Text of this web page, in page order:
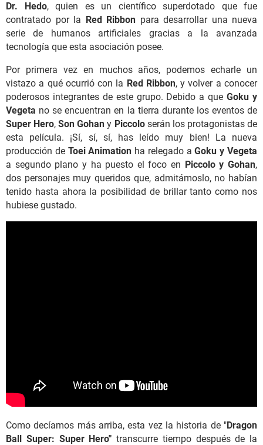
Dr. Hedo, quien es un científico superdotado que fue
contratado por la Red Ribbon para desarrollar una nueva
serie de humanos artificiales gracias a la avanzada
tecnología que esta asociación posee.
Por primera vez en muchos años, podemos echarle un
vistazo a qué ocurrió con la Red Ribbon, y volver a conocer
poderosos integrantes de este grupo. Debido a queGoku y
Vegeta no se encuentran en la tierra durante los eventos de
Super Hero,Son Gohan y Piccoloserán los protagonistas de
esta película. ¡Sí, sí, sí, has leído muy bien! La nueva
producción de Toei Animation ha relegado aGoku y Vegeta
a segundo plano y ha puesto el foco en Piccolo y Gohan,
dos personajes muy queridos que, admitámoslo, no habían
tenido hasta ahora la posibilidad de brillar tanto como nos
hubiese gustado.
Como decíamos más arriba, esta vez la historia de "Dragon
Ball Super: Super Hero" transcurre tiempo después de la